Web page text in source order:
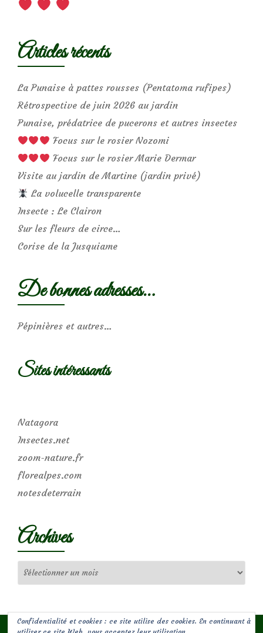
Articles récents
La Punaise à pattes rousses (Pentatoma rufipes)
Rétrospective de juin 2026 au jardin
Punaise, prédatrice de pucerons et autres insectes
Focus sur le rosier Nozomi
Focus sur le rosier Marie Dermar
Visite au jardin de Martine (jardin privé)
La volucelle transparente
Insecte : Le Clairon
Sur les fleurs de circe…
Corise de la Jusquiame
De bonnes adresses…
Pépinières et autres…
Sites intéressants
Natagora
Insectes.net
zoom-nature.fr
florealpes.com
notesdeterrain
Archives
Confidentialité et cookies : ce site utilise des cookies. En continuant à